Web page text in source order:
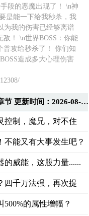
段的恶魔出现了！ \n神
是能一下给我秒杀，我
我的伤害已经够离谱
！ \n世界BOSS：你能
普攻给秒杀了！ 你们知
造成多大心理伤害
天赋百分比斩杀，我反手攻速拉满最新章节 更新时间：2026-08-03T23:25:30
控制，魔兄，对不住
不能又有大事发生吧？
的威能，这股力量......
四千万法强，再次提
的属性增幅？